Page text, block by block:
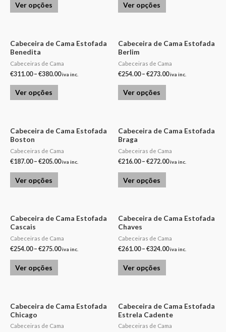
Ver opções Ver opções
Cabeceira de Cama Estofada
Benedita
Cabeceiras de Cama
€311.00– €380.00iva inc.
Ver opções
Cabeceira de Cama Estofada
Berlim
Cabeceiras de Cama
€254.00– €273.00iva inc.
Ver opções
Cabeceira de Cama Estofada
Boston
Cabeceiras de Cama
€187.00– €205.00iva inc.
Ver opções
Cabeceira de Cama Estofada
Braga
Cabeceiras de Cama
€216.00– €272.00iva inc.
Ver opções
Cabeceira de Cama Estofada
Cascais
Cabeceiras de Cama
€254.00– €275.00iva inc.
Ver opções
Cabeceira de Cama Estofada
Chaves
Cabeceiras de Cama
€261.00– €324.00iva inc.
Ver opções
Cabeceira de Cama Estofada
Chicago
Cabeceiras de Cama
Cabeceira de Cama Estofada
Estrela Cadente
Cabeceiras de Cama